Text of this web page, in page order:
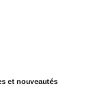
et nouveautés